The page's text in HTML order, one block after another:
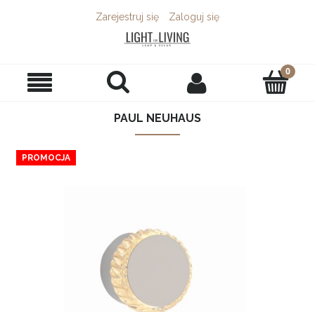
Zarejestruj się Zaloguj się
PAUL NEUHAUS
PROMOCJA
zamknij x
Zapisz się do newslettera i odbierz
10% rabatu na pierwsze zakupy!
Poniżej wpisz swój adres e-mail, aby uzyskać rabat